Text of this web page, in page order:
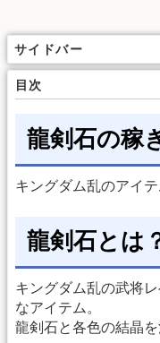
サイドバー
目次
龍剣石の稼
キングダム乱のアイ
龍剣石とは
キングダム乱の武将
なアイテム。
龍剣石と各色の結晶